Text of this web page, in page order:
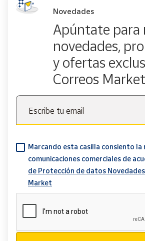
Novedades
Apúntate para
novedades,
y ofertas
Correos Market
Escribe tu email
Marcando esta casilla consiento la
comunicaciones comerciales de
de Protección de datos
Market